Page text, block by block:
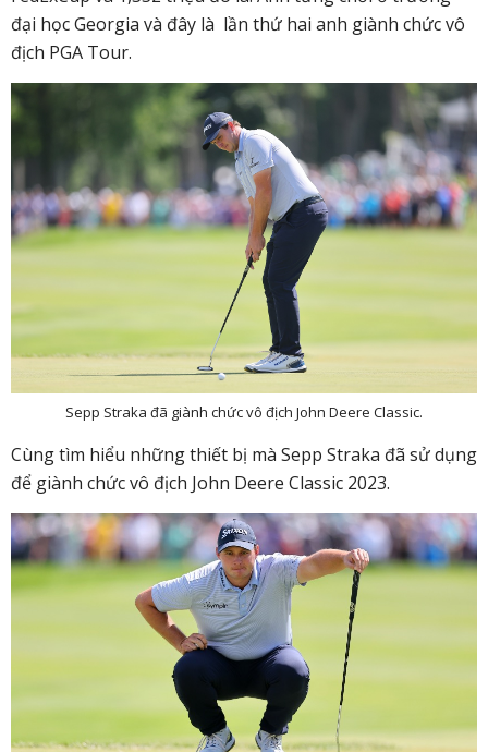
đại học Georgia và đây là lần thứ hai anh giành chức vô
địch PGA Tour.
Sepp Straka đã giành chức vô địch John Deere Classic.
Cùng tìm hiểu những thiết bị mà Sepp Straka đã sử dụng
để giành chức vô địch John Deere Classic 2023.